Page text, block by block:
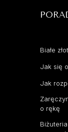
Białe
Jak się
Jak
o rękę